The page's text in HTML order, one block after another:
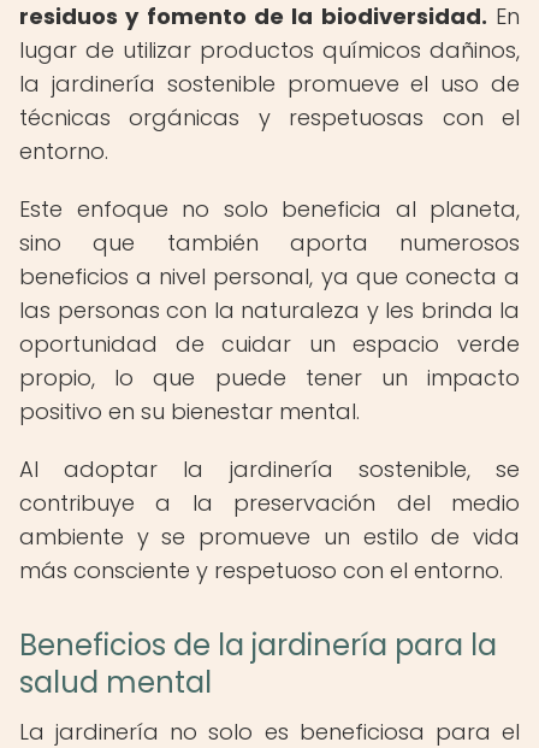
residuos y fomento de la biodiversidad. En
lugar de utilizar productos químicos dañinos,
la jardinería sostenible promueve el uso de
técnicas orgánicas y respetuosas con el
entorno.
Este enfoque no solo beneficia al planeta,
sino que también aporta numerosos
beneficios a nivel personal, ya que conecta a
las personas con la naturaleza y les brinda la
oportunidad de cuidar un espacio verde
propio, lo que puede tener un impacto
positivo en su bienestar mental.
Al adoptar la jardinería sostenible, se
contribuye a la preservación del medio
ambiente y se promueve un estilo de vida
más consciente y respetuoso con el entorno.
Beneficios de la jardinería para la
salud mental
La jardinería no solo es beneficiosa para el